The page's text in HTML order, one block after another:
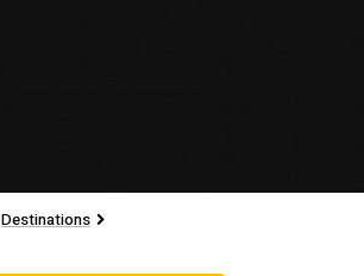
Destinations